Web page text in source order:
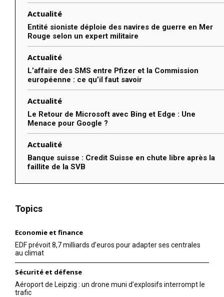
Actualité
Entité sioniste déploie des navires de guerre en Mer
Rouge selon un expert militaire
Actualité
L’affaire des SMS entre Pfizer et la Commission
européenne : ce qu’il faut savoir
Actualité
Le Retour de Microsoft avec Bing et Edge : Une
Menace pour Google ?
Actualité
Banque suisse : Credit Suisse en chute libre après la
faillite de la SVB
Topics
Economie et finance
EDF prévoit 8,7 milliards d’euros pour adapter ses centrales
au climat
Sécurité et défense
Aéroport de Leipzig : un drone muni d’explosifs interrompt le
trafic